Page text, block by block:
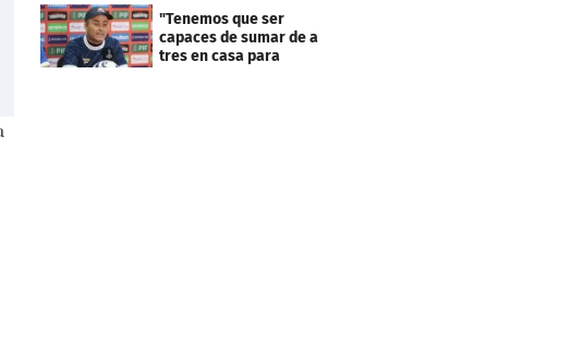
"Tenemos que ser
capaces de sumar de a
tres en casa para